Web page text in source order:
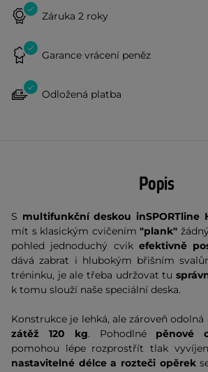
Záruka 2 roky
Garance vrácení peněz
Odložená platba
Popis
S multifunkční deskou inSPORTline
mít s klasickým cvičením "plank"
pohled jednoduchý cvik efektivně
dává zabrat i hlubokým břišním
tréninku, je ale třeba udržovat tu
k tomu slouží naše speciální deska.
Konstrukce je lehká, ale zároveň odolná
zátěž 120 kg. Pohodlnépěnové
pomohou lépe rozprostřít tlak
nastavitelné délce a rozteči opěrek